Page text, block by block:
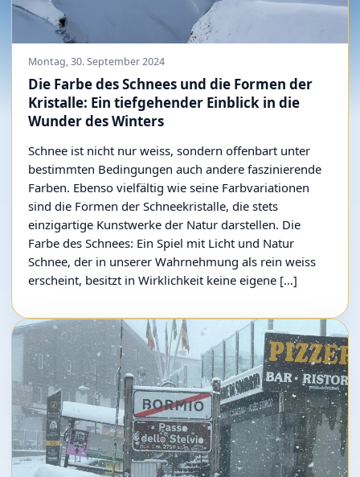
Montag, 30. September 2024
Die Farbe des Schnees und die Formen der
Kristalle: Ein tiefgehender Einblick in die
Wunder des Winters
Schnee ist nicht nur weiss, sondern offenbart unter
bestimmten Bedingungen auch andere faszinierende
Farben. Ebenso vielfältig wie seine Farbvariationen
sind die Formen der Schneekristalle, die stets
einzigartige Kunstwerke der Natur darstellen. Die
Farbe des Schnees: Ein Spiel mit Licht und Natur
Schnee, der in unserer Wahrnehmung als rein weiss
erscheint, besitzt in Wirklichkeit keine eigene […]